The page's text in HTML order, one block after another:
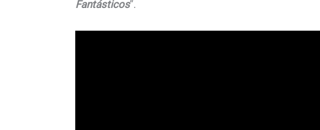
Fantásticos”.